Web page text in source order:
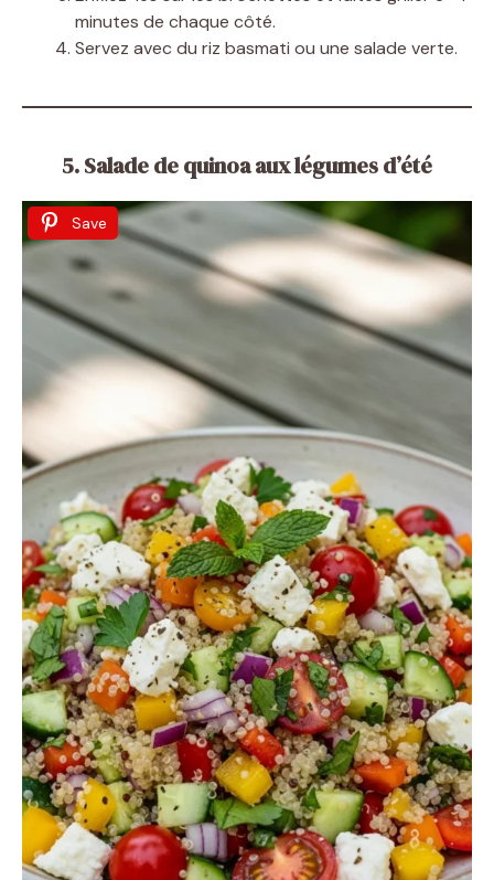
minutes de chaque côté.
Servez avec du riz basmati ou une salade verte.
5. Salade de quinoa aux légumes d’été
Save